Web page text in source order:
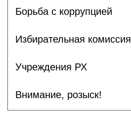
Борьба с коррупцией
Избирательная комиссия
Учреждения РХ
Внимание, розыск!